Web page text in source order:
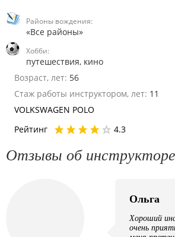
Районы вождения:
«Все районы»
Хобби:
путешествия, кино
Возраст, лет: 56
Стаж работы инструктором, лет: 11
VOLKSWAGEN POLO
Рейтинг
4.3
Отзывы об инструкторе
Ольга
Хороший
очень